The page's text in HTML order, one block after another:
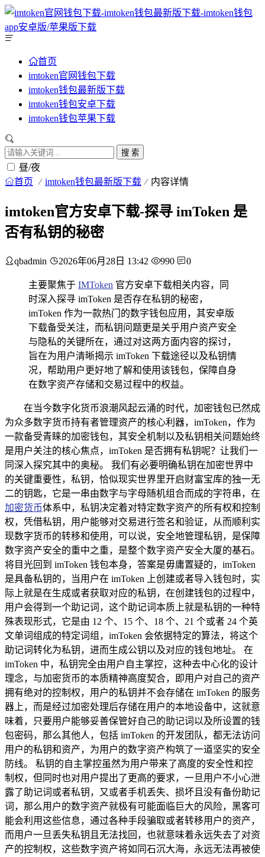
首页
imtoken官网钱包下载
imtoken钱包最新版下载
imtoken钱包安卓下载
imtoken钱包苹果下载
搜 索
昼/夜
首页 imtoken钱包最新版下载 内容详情
imtoken官方安卓下载-探寻 imToken 是
否有私钥的秘密
qbadmin 2026年06月28日 13:42 990 0
主要聚焦于 IMToken 官方安卓下载相关内容，同
时深入探寻 imToken 是否存在私钥的秘密，
imToken 作为一款热门的数字钱包应用，其安卓版
下载备受关注，而私钥问题更是关乎用户资产安全
与隐私的关键所在，通过对这两方面内容的探讨，
旨在为用户清晰揭示 imToken 下载途径以及私钥情
况，帮助用户更好地了解和使用该钱包，保障自身
在数字资产存储和交易过程中的权益。
在当今数字化货币浪潮风起云涌的时代，加密钱包已然成
为众多数字货币持有者管理资产的核心利器，imToken，作为
一款备受青睐的加密钱包，其安全机制以及私钥相关问题始终
是用户关注的核心焦点，imToken 是否拥有私钥呢？让我们一
同深入探究其中的奥秘。 我们有必要明确私钥在加密世界中
的关键重要性，私钥，恰似现实世界里开启财富宝库的独一无
二的钥匙，它是一串由数字与字母随机组合而成的字符串，在
加密货币体系中，私钥决定着对特定数字资产的所有权和控制
权，凭借私钥，用户能够对交易进行签名和验证，从而顺利实
现数字货币的转移和使用，可以说，安全地管理私钥，是保障
数字资产安全的重中之重，是整个数字资产安全大厦的基石。
将目光回到 imToken 钱包本身，答案是毋庸置疑的，imToken
是具备私钥的，当用户在 imToken 上创建或者导入钱包时，实
际上就是在生成或者获取对应的私钥，在创建钱包的过程中，
用户会得到一个助记词，这个助记词本质上就是私钥的一种特
殊表现形式，它是由 12 个、15 个、18 个、21 个或者 24 个英
文单词组成的特定词组，imToken 会依据特定的算法，将这个
助记词转化为私钥，进而生成公钥以及对应的钱包地址。 在
imToken 中，私钥完全由用户自主掌控，这种去中心化的设计
理念，与加密货币的本质精神高度契合，即用户对自己的资产
拥有绝对的控制权，用户的私钥并不会存储在 imToken 的服务
器上，而是经过加密处理后存储在用户的本地设备中，这就意
味着，只要用户能够妥善保管好自己的助记词以及所设置的钱
包密码，那么其他人，包括 imToken 的开发团队，都无法访问
用户的私钥和资产，为用户的数字资产构筑了一道坚实的安全
防线。 私钥的自主掌控虽然为用户带来了高度的安全性和控
制权，但同时也对用户提出了更高的要求，一旦用户不小心泄
露了助记词或者私钥，又或者手机丢失、损坏且没有备份助记
词，那么用户的数字资产就极有可能面临巨大的风险，黑客可
能会利用这些信息，通过各种手段骗取或者转移用户的资产，
而用户一旦丢失私钥且无法找回，也就意味着永远失去了对资
产的控制权，这些数字资产将如同石沉大海，永远无法再被使